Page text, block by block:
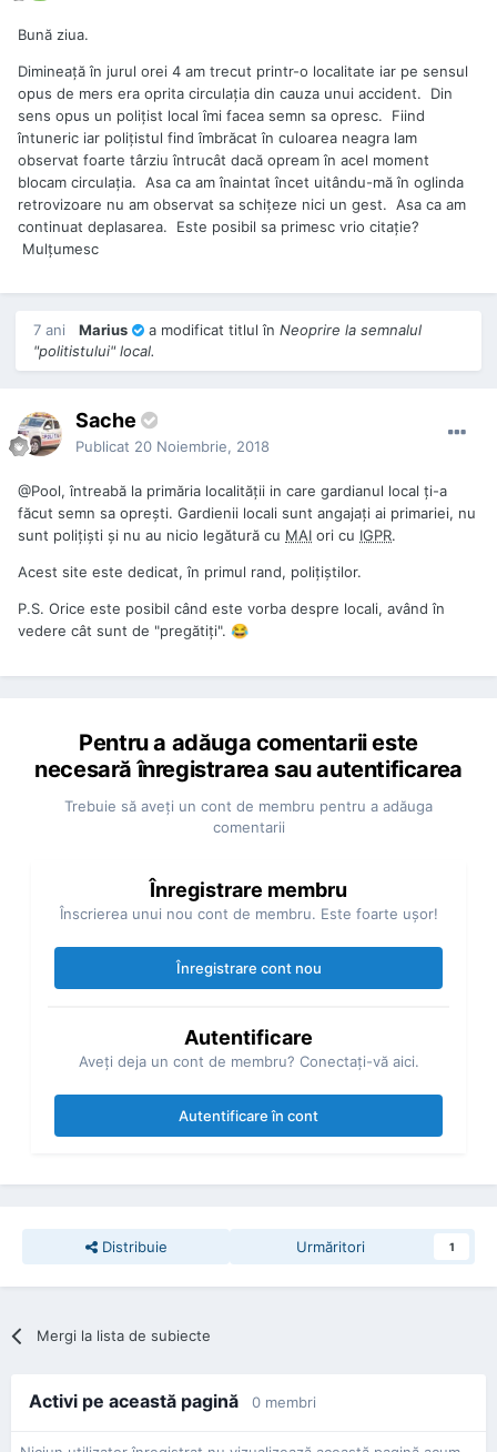
Bună ziua.
Dimineață în jurul orei 4 am trecut printr-o localitate iar pe sensul
opus de mers era oprita circulația din cauza unui accident. Din
sens opus un polițist local îmi facea semn sa opresc. Fiind
întuneric iar polițistul find îmbrăcat în culoarea neagra lam
observat foarte târziu întrucât dacă opream în acel moment
blocam circulația. Asa ca am înaintat încet uitându-mă în oglinda
retrovizoare nu am observat sa schițeze nici un gest. Asa ca am
continuat deplasarea. Este posibil sa primesc vrio citație?
Mulțumesc
7 ani Marius a modificat titlul în Neoprire la semnalul
"politistului" local.
Sache
Publicat 20 Noiembrie, 2018
@Pool, întreabă la primăria localității in care gardianul local ți-a
făcut semn sa oprești. Gardienii locali sunt angajați ai primariei, nu
sunt polițiști și nu au nicio legătură cu MAI ori cu IGPR.
Acest site este dedicat, în primul rand, polițiștilor.
P.S. Orice este posibil când este vorba despre locali, având în
vedere cât sunt de "pregătiți". 😂
Pentru a adăuga comentarii este
necesară înregistrarea sau autentificarea
Trebuie să aveţi un cont de membru pentru a adăuga
comentarii
Înregistrare membru
Înscrierea unui nou cont de membru. Este foarte uşor!
Înregistrare cont nou
Autentificare
Aveţi deja un cont de membru? Conectaţi-vă aici.
Autentificare în cont
Distribuie Urmăritori 1
Mergi la lista de subiecte
Activi pe această pagină 0 membri